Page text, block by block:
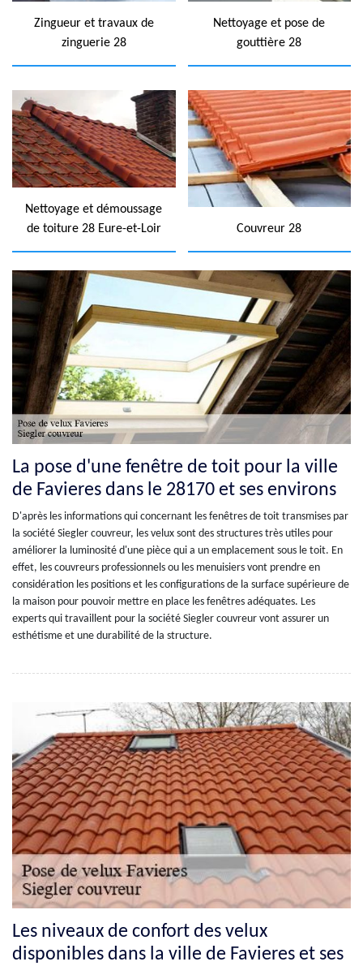
Zingueur et travaux de
zinguerie 28
Nettoyage et pose de
gouttière 28
Nettoyage et démoussage
de toiture 28 Eure-et-Loir
Couvreur 28
La pose d'une fenêtre de toit pour la ville
de Favieres dans le 28170 et ses environs
D'après les informations qui concernant les fenêtres de toit transmises par
la société Siegler couvreur, les velux sont des structures très utiles pour
améliorer la luminosité d'une pièce qui a un emplacement sous le toit. En
effet, les couvreurs professionnels ou les menuisiers vont prendre en
considération les positions et les configurations de la surface supérieure de
la maison pour pouvoir mettre en place les fenêtres adéquates. Les
experts qui travaillent pour la société Siegler couvreur vont assurer un
esthétisme et une durabilité de la structure.
Les niveaux de confort des velux
disponibles dans la ville de Favieres et ses